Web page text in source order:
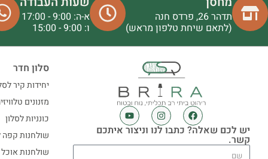
תדהר 26, פרדס חנה
(לתאם שיחת טלפון מראש)
א-ה: 9:00 - 17:00
ו: 9:00 - 15:00
יש לכם שאלה? כתבו לנו וניצור איתכם
קשר.
סלון חדר
יחידות קיר
מזנונים
כונניות לסלון
שולחנות קפה
שולחנות אוכל